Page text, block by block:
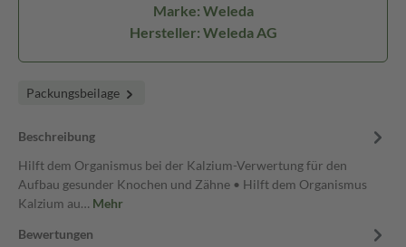
Marke: Weleda
Hersteller: Weleda AG
Packungsbeilage
Beschreibung
Hilft dem Organismus bei der Kalzium-Verwertung für den
Aufbau gesunder Knochen und Zähne • Hilft dem Organismus
Kalzium au… Mehr
Bewertungen